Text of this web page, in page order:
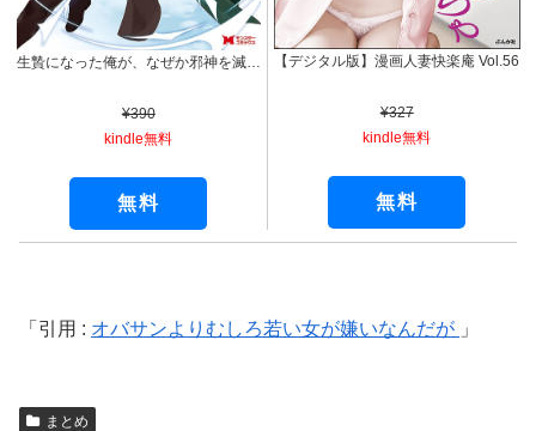
生贄になった俺が、なぜか邪神を滅ぼしてしまった件（コミック） ： 1 (モンスターコミックス)
¥390
kindle無料
無料
【デジタル版】漫画人妻快楽庵 Vol.56
¥327
kindle無料
無料
引用 : オバサンよりむしろ若い女が嫌いなんだが
まとめ